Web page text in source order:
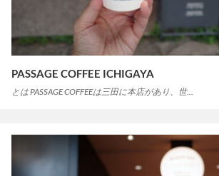
PASSAGE COFFEE ICHIGAYA
とは PASSAGE COFFEEは三田に本店があり、世…